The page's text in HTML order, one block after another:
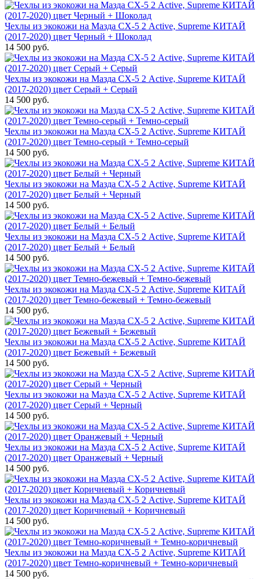
Чехлы из экокожи на Мазда СХ-5 2 Active, Supreme КИТАЙ
(2017-2020) цвет Черный + Шоколад
14 500 руб.
Чехлы из экокожи на Мазда СХ-5 2 Active, Supreme КИТАЙ
(2017-2020) цвет Серый + Серый
14 500 руб.
Чехлы из экокожи на Мазда СХ-5 2 Active, Supreme КИТАЙ
(2017-2020) цвет Темно-серый + Темно-серый
14 500 руб.
Чехлы из экокожи на Мазда СХ-5 2 Active, Supreme КИТАЙ
(2017-2020) цвет Белый + Черный
14 500 руб.
Чехлы из экокожи на Мазда СХ-5 2 Active, Supreme КИТАЙ
(2017-2020) цвет Белый + Белый
14 500 руб.
Чехлы из экокожи на Мазда СХ-5 2 Active, Supreme КИТАЙ
(2017-2020) цвет Темно-бежевый + Темно-бежевый
14 500 руб.
Чехлы из экокожи на Мазда СХ-5 2 Active, Supreme КИТАЙ
(2017-2020) цвет Бежевый + Бежевый
14 500 руб.
Чехлы из экокожи на Мазда СХ-5 2 Active, Supreme КИТАЙ
(2017-2020) цвет Серый + Черный
14 500 руб.
Чехлы из экокожи на Мазда СХ-5 2 Active, Supreme КИТАЙ
(2017-2020) цвет Оранжевый + Черный
14 500 руб.
Чехлы из экокожи на Мазда СХ-5 2 Active, Supreme КИТАЙ
(2017-2020) цвет Коричневый + Коричневый
14 500 руб.
Чехлы из экокожи на Мазда СХ-5 2 Active, Supreme КИТАЙ
(2017-2020) цвет Темно-коричневый + Темно-коричневый
14 500 руб.